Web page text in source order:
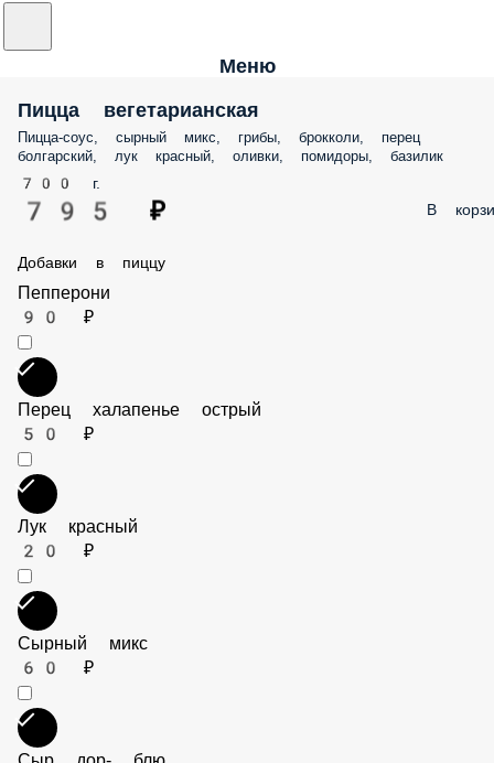
Меню
Пицца вегетарианская
Пицца-соус, сырный микс, грибы, брокколи, перец болгарский, лук
красный, оливки, помидоры, базилик
700 г.
795 ₽ В
Добавки в пиццу
Пепперони
90 ₽
Перец халапенье острый
20 ₽
Сырный микс
60 ₽